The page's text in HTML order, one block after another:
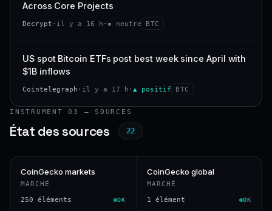
Across Core Projects
Decrypt · il y a 16 h · ▪ neutre BTC
US spot Bitcoin ETFs post best week since April with
$1B inflows
Cointelegraph · il y a 17 h · ▲ positif BTC
INSTRUMENT 03 — SOURCES
État des sources 22
CoinGecko markets
MARCHÉ
250 éléments OK
CoinGecko global
MARCHÉ
1 élément OK